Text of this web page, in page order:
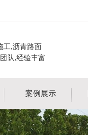
工,沥青路面
队,经验丰富
案例展示